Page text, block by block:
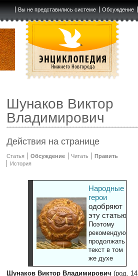
Вы не представились системе Обсуждение
Шунаков Виктор
Владимирович
Действия на странице
Статья Обсуждение Читать
Править
История
Народные
герои
одобряют
эту статью
Поэтому
рекомендуют
продолжать
текст в том
же духе
Шунаков Виктор Владимирович (род. 14